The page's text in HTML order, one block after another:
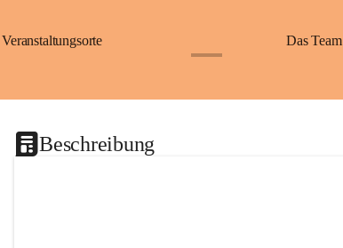
Veranstaltungsorte Das Team
Beschreibung